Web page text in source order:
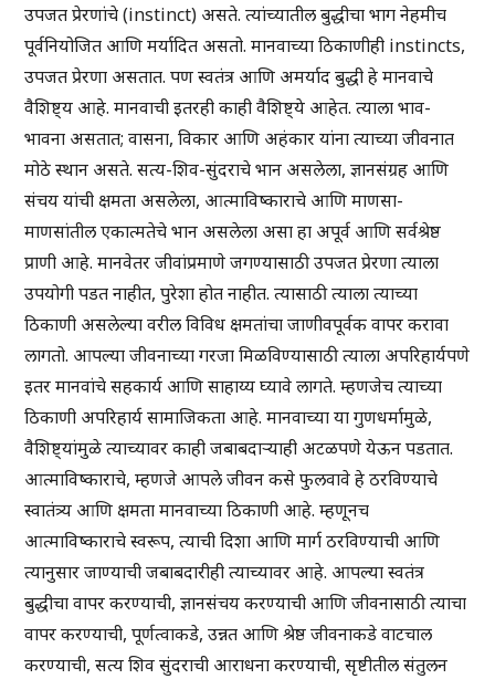
उपजत प्रेरणांचे (instinct) असते. त्यांच्यातील बुद्धीचा भाग नेहमीच
पूर्वनियोजित आणि मर्यादित असतो. मानवाच्या ठिकाणीही instincts,
उपजत प्रेरणा असतात. पण स्वतंत्र आणि अमर्याद बुद्धी हे मानवाचे
वैशिष्ट्य आहे. मानवाची इतरही काही वैशिष्ट्ये आहेत. त्याला भाव-
भावना असतात; वासना, विकार आणि अहंकार यांना त्याच्या जीवनात
मोठे स्थान असते. सत्य-शिव-सुंदराचे भान असलेला, ज्ञानसंग्रह आणि
संचय यांची क्षमता असलेला, आत्माविष्काराचे आणि माणसा-
माणसांतील एकात्मतेचे भान असलेला असा हा अपूर्व आणि सर्वश्रेष्ठ
प्राणी आहे. मानवेतर जीवांप्रमाणे जगण्यासाठी उपजत प्रेरणा त्याला
उपयोगी पडत नाहीत, पुरेशा होत नाहीत. त्यासाठी त्याला त्याच्या
ठिकाणी असलेल्या वरील विविध क्षमतांचा जाणीवपूर्वक वापर करावा
लागतो. आपल्या जीवनाच्या गरजा मिळविण्यासाठी त्याला अपरिहार्यपणे
इतर मानवांचे सहकार्य आणि साहाय्य घ्यावे लागते. म्हणजेच त्याच्या
ठिकाणी अपरिहार्य सामाजिकता आहे. मानवाच्या या गुणधर्मामुळे,
वैशिष्ट्यांमुळे त्याच्यावर काही जबाबदाऱ्याही अटळपणे येऊन पडतात.
आत्माविष्काराचे, म्हणजे आपले जीवन कसे फुलवावे हे ठरविण्याचे
स्वातंत्र्य आणि क्षमता मानवाच्या ठिकाणी आहे. म्हणूनच
आत्माविष्काराचे स्वरूप, त्याची दिशा आणि मार्ग ठरविण्याची आणि
त्यानुसार जाण्याची जबाबदारीही त्याच्यावर आहे. आपल्या स्वतंत्र
बुद्धीचा वापर करण्याची, ज्ञानसंचय करण्याची आणि जीवनासाठी त्याचा
वापर करण्याची, पूर्णत्वाकडे, उन्नत आणि श्रेष्ठ जीवनाकडे वाटचाल
करण्याची, सत्य शिव सुंदराची आराधना करण्याची, सृष्टीतील संतुलन